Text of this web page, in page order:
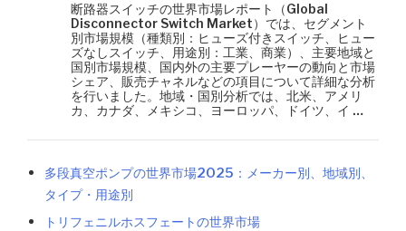
断路器スイッチの世界市場レポート（Global
Disconnector Switch Market）では、セグメント
別市場規模（種類別：ヒューズ付きスイッチ、ヒュー
ズなしスイッチ、用途別：工業、商業）、主要地域と
国別市場規模、国内外の主要プレーヤーの動向と市場
シェア、販売チャネルなどの項目について詳細な分析
を行いました。地域・国別分析では、北米、アメリ
カ、カナダ、メキシコ、ヨーロッパ、ドイツ、イ …
多段真空ポンプの世界市場2025：メーカー別、地域別、
タイプ・用途別
トリフェニルホスフェートの世界市場